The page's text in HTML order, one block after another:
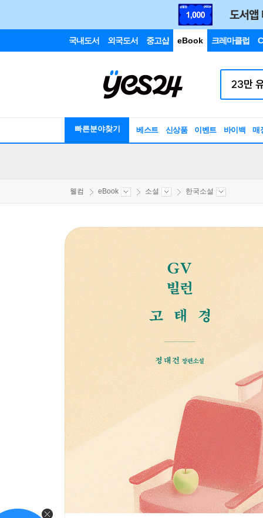
국내도서 외국도서 중고샵 eBook 크레마클럽
빠른분야찾기 베스트 신상품 이벤트 바이백 매
웰컴 eBook 소설 한국소설